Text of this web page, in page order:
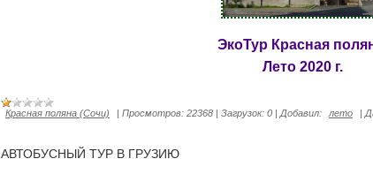
ЭкоТур Красная
Лето 2020 г.
Красная поляна (Сочи) | Просмотров: 22368 | Загрузок: 0 | Добавил: лето |
АВТОБУСНЫЙ ТУР В ГРУЗИЮ